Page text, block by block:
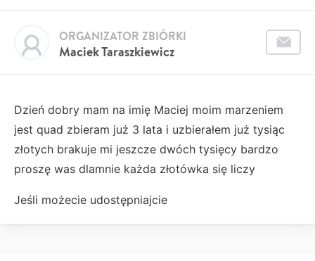
Maciek Taraszkiewicz
ORGANIZATOR ZBIÓRKI
Dzień dobry mam na imię Maciej moim marzeniem
jest quad zbieram już 3 lata i uzbierałem już tysiąc
złotych brakuje mi jeszcze dwóch tysięcy bardzo
proszę was dlamnie każda złotówka się liczy
Jeśli możecie udostępniajcie